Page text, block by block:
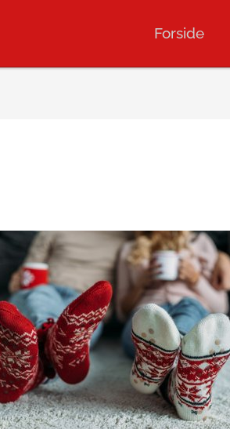
Forside